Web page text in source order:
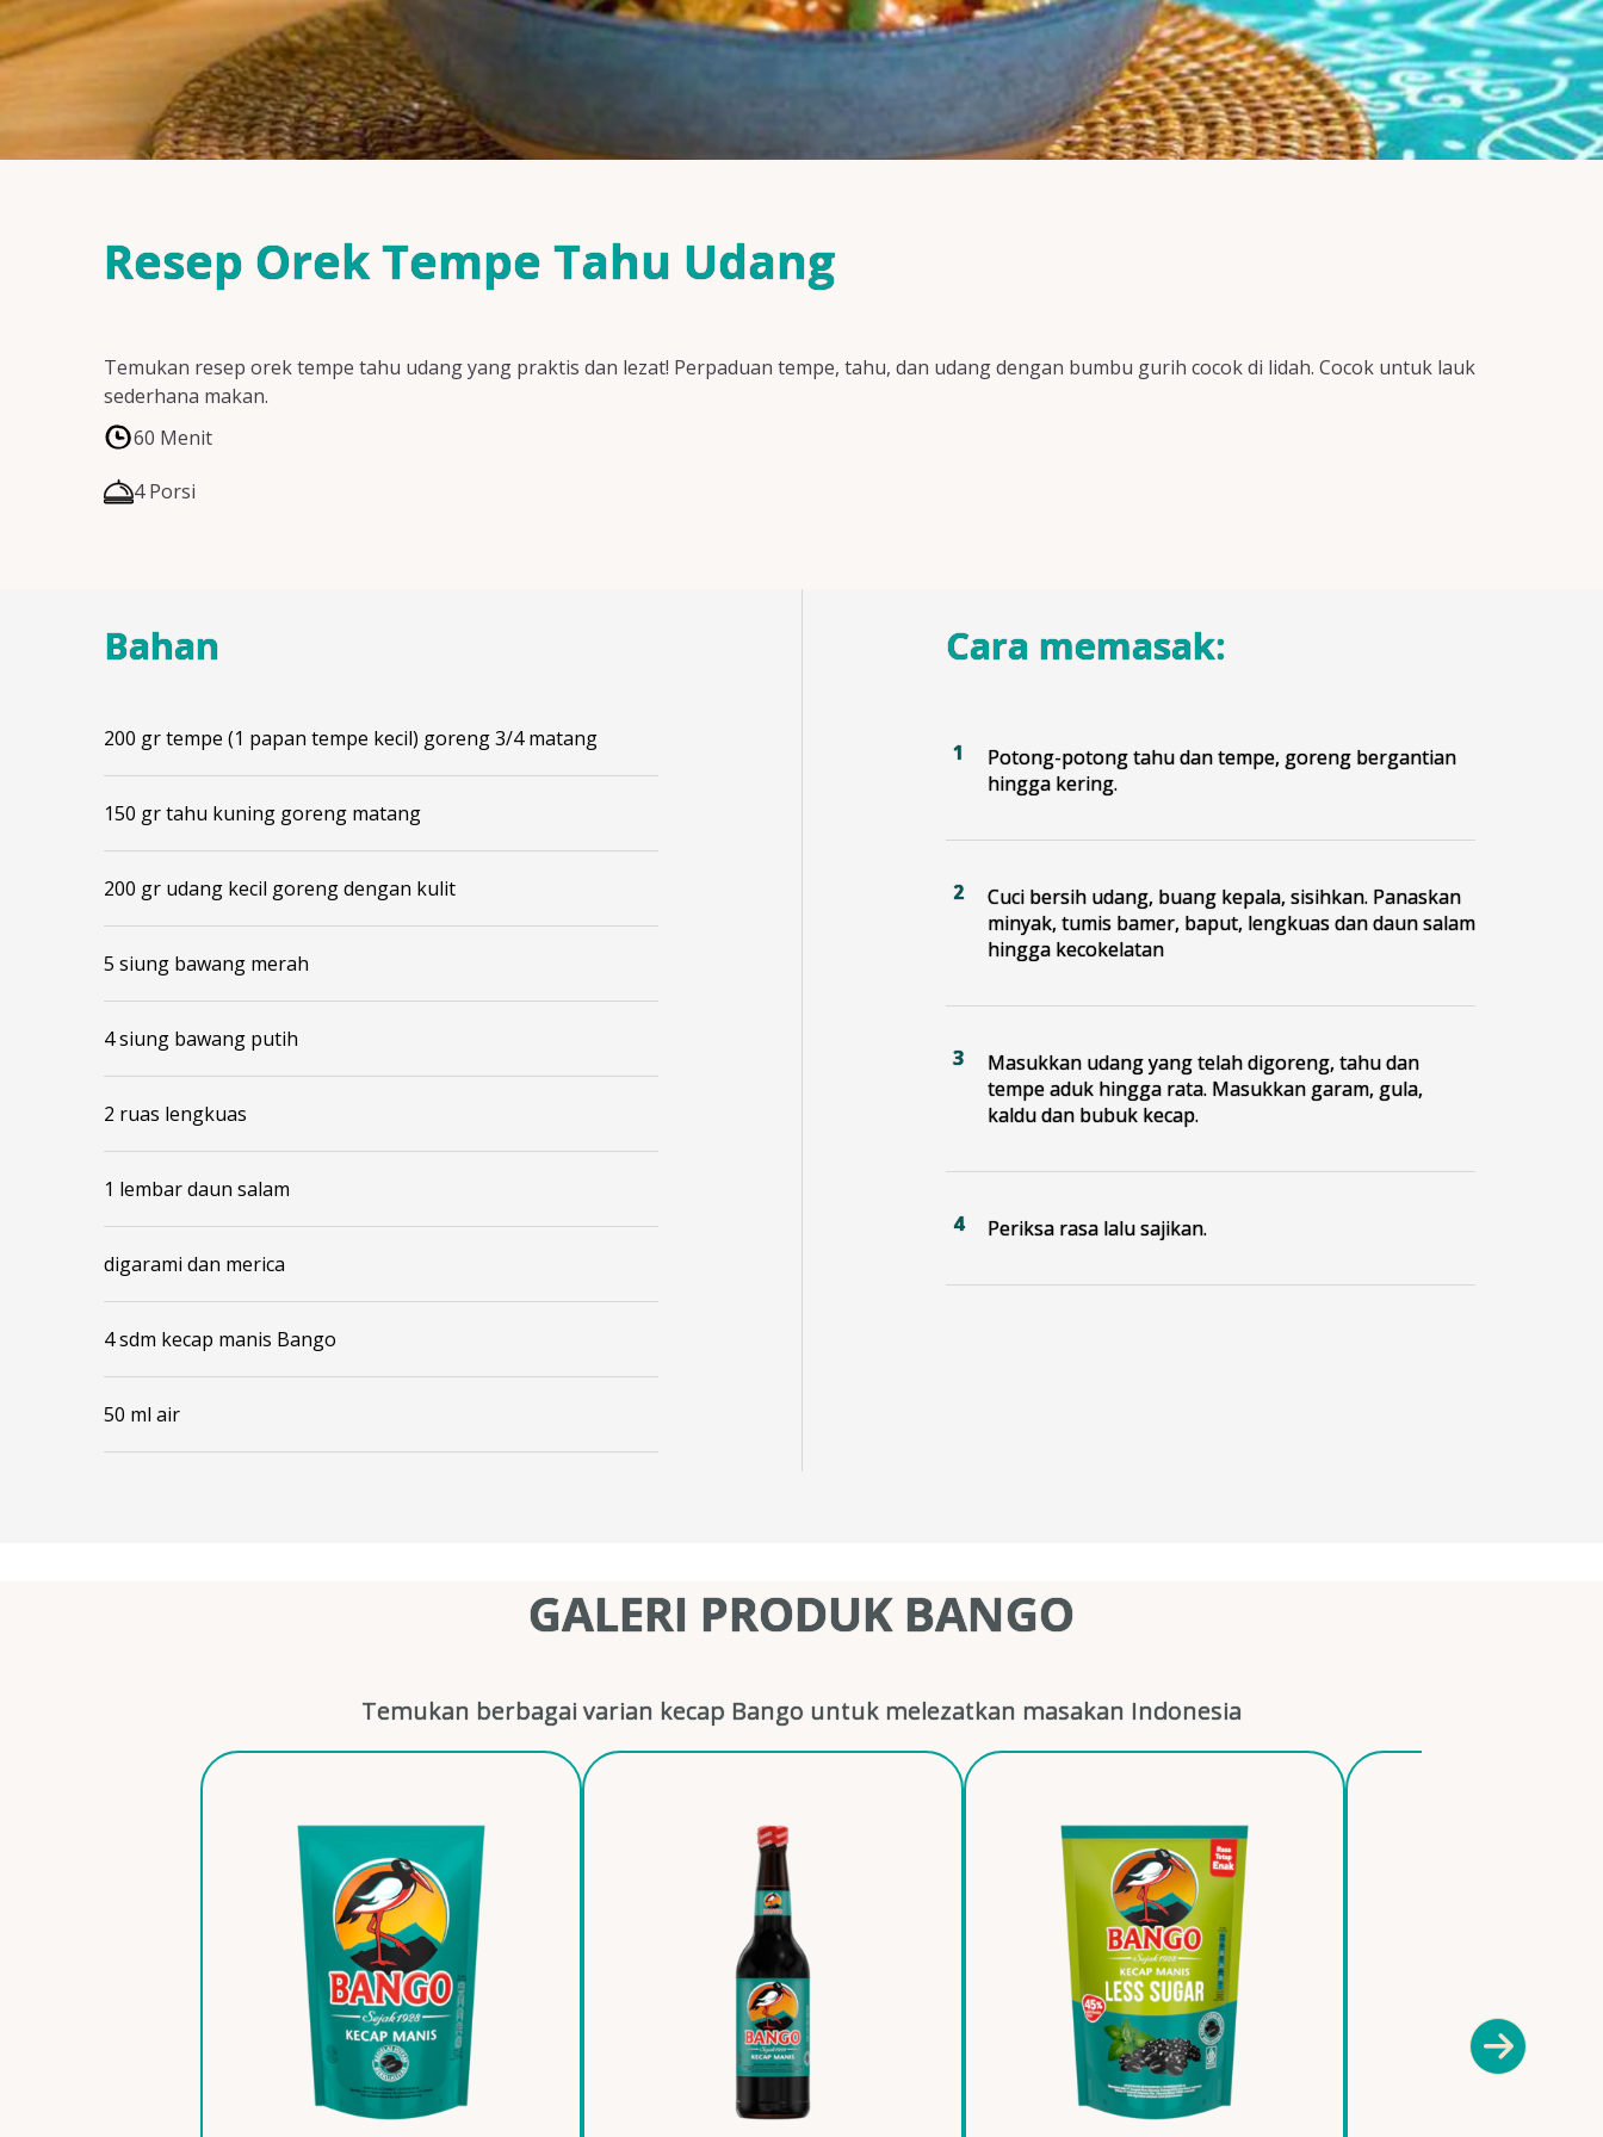
Resep Orek Tempe Tahu Udang
Temukan resep orek tempe tahu udang yang praktis dan lezat! Perpaduan tempe, tahu, dan udang dengan bumbu gurih cocok di lidah. Cocok untuk lauk
sederhana makan.
60 Menit
4 Porsi
Bahan
200 gr tempe (1 papan tempe kecil) goreng 3/4 matang
150 gr tahu kuning goreng matang
200 gr udang kecil goreng dengan kulit
5 siung bawang merah
4 siung bawang putih
2 ruas lengkuas
1 lembar daun salam
digarami dan merica
4 sdm kecap manis Bango
50 ml air
Cara memasak:
Potong-potong tahu dan tempe, goreng bergantian
hingga kering.
Cuci bersih udang, buang kepala, sisihkan. Panaskan
minyak, tumis bamer, baput, lengkuas dan daun salam
hingga kecokelatan
Masukkan udang yang telah digoreng, tahu dan
tempe aduk hingga rata. Masukkan garam, gula,
kaldu dan bubuk kecap.
Periksa rasa lalu sajikan.
GALERI PRODUK BANGO
Temukan berbagai varian kecap Bango untuk melezatkan masakan Indonesia